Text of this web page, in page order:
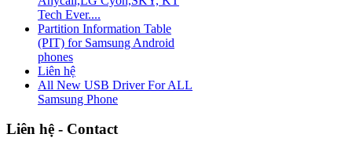
Tech Ever....
Partition Information Table
(PIT) for Samsung Android
phones
Liên hệ
All New USB Driver For ALL
Samsung Phone
Liên hệ - Contact